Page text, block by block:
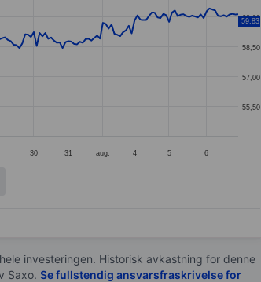
30 31 aug. 4 5 6
55,50
57,00
58,50
60,00
59,83
investeringen. Historisk avkastning for denne
Saxo. Se fullstendig ansvarsfraskrivelse for